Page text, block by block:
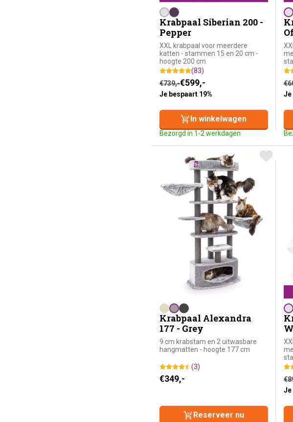
Krabpaal Siberian 200 -
Pepper
XXL krabpaal voor meerdere
katten - stammen 15 en 20 cm -
hoogte 200 cm
(83)
€739,-
Oorspronkelijke prijs was: €739,-.
€599,-
Huidige prijs is: €599,-.
Je bespaart 19%
Bezorgd in 1-2 werkdagen
In winkelwagen
€
Je
Krabpaal Alexandra
177 - Grey
9 cm krabstam en 2 uitwasbare
hangmatten - hoogte 177 cm
(3)
€349,-
Reserveer nu
€
Je